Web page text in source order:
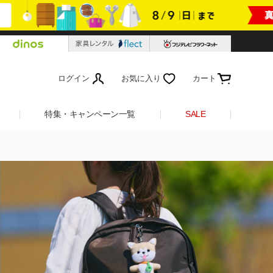
ログイン お気に入り カート
特集・キャンペーン一覧 SALE